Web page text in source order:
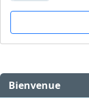
Bienvenue